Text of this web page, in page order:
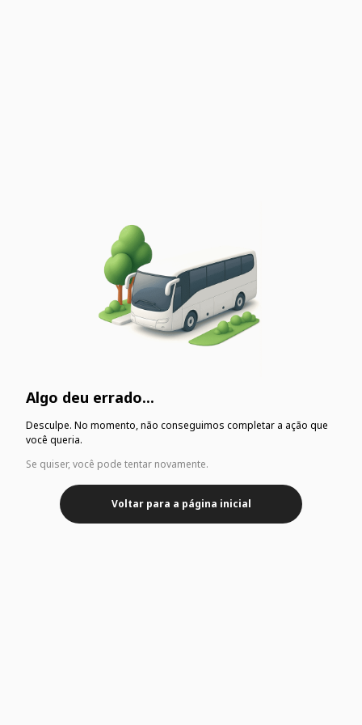
Algo deu errado...
Desculpe. No momento, não conseguimos completar a ação que
você queria.
Se quiser, você pode tentar novamente.
Voltar para a página inicial